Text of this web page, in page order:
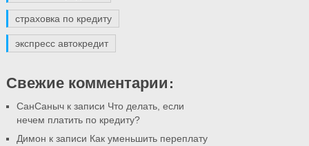
страховка по кредиту
экспресс автокредит
Свежие комментарии:
СанСаныч к записи Что делать, если
нечем платить по кредиту?
Димон к записи Как уменьшить переплату